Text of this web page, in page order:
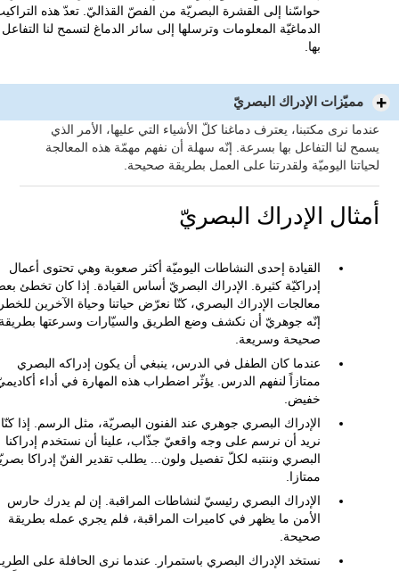
حواسّنا إلى القشرة البصريّة من الفصّ القذاليّ. تعدّ هذه
الدماغيّة المعلومات وترسلها إلى سائر الدماغ لتسمح لنا التفاعل
بها.
مميّزات الإدراك البصريّ
عندما نرى مكتبنا، يعترف دماغنا كلّ الأشياء التي عليها، الأمر الذي
يسمح لنا التفاعل بها بسرعة. إنّه سهلة أن نفهم مهمّة هذه المعالجة
لحياتنا اليوميّة ولقدرتنا على العمل بطريقة صحيحة.
أمثال الإدراك البصريّ
القيادة إحدى النشاطات اليوميّة أكثر صعوبة وهي تحتوى أعمال
إدراكيّة كثيرة. الإدراك البصريّ أساس القيادة. إذا كان تخطئ
معالجات الإدراك البصري، كنّا نعرّض حياتنا وحياة الآخرين
إنّه جوهريّ أن نكشف وضع الطريق والسيّارات وسرعتها
صحيحة وسريعة.
عندما كان الطفل في الدرس، ينبغي أن يكون إدراكه البصري
ممتازاً لنفهم الدرس. يؤثّر اضطراب هذه المهارة في أداء
خفيض.
الإدراك البصري جوهري عند الفنون البصريّة، مثل الرسم. إذا كنّا
نريد أن نرسم على وجه واقعيّ جذّاب، علينا أن نستخدم إدراكنا
البصري وننتبه لكلّ تفصيل ولون... يطلب تقدير الفنّ إدراكا
ممتازا.
الإدراك البصري رئيسيّ لنشاطات المراقبة. إن لم يدرك حارس
الأمن ما يظهر في كاميرات المراقبة، فلم يجري عمله بطريقة
صحيحة.
نستخد الإدراك البصري باستمرار. عندما نرى الحافلة على